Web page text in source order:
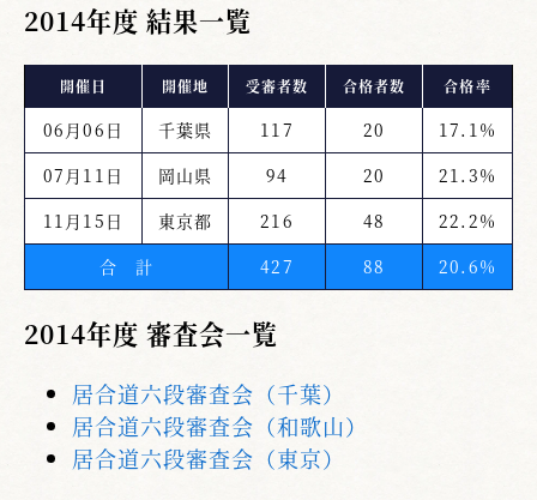
2014年度 結果一覧
開催日 開催地 受審者数 合格者数 合格率
06月06日 千葉県 117 20
17.1%
07月11日
岡山県 94 20
21.3%
11月15日
東京都 216 48
22.2%
合 計
427 88 20.6%
2014年度 審査会一覧
居合道六段審査会（千葉）
居合道六段審査会（和歌山）
居合道六段審査会（東京）